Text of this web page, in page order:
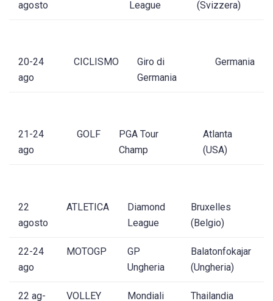
agosto
League
(Svizzera)
20-24
ago
CICLISMO
Giro di
Germania
Germania
21-24
ago
GOLF
PGA Tour
Champ
Atlanta
(USA)
22
agosto
ATLETICA
Diamond
League
Bruxelles
(Belgio)
22-24
ago
MOTOGP
GP
Ungheria
Balatonfokajar
(Ungheria)
22 ag- VOLLEY Mondiali Thailandia